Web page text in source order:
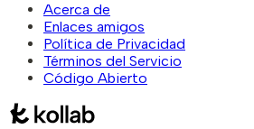
Acerca de
Enlaces amigos
Política de Privacidad
Términos del Servicio
Código Abierto